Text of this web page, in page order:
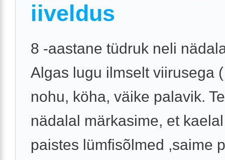
iiveldus
8 -aastane tüdruk neli
Algas lugu ilmselt viirusega
nohu, köha, väike palavik.
nädalal märkasime, et
paistes lümfisõlmed ,saime